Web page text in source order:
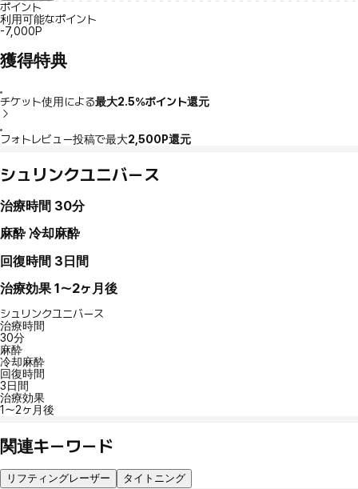
ポイント
利用可能なポイント
-7,000P
獲得特典
チケット使用による最大2.5％ポイント還元
フォトレビュー投稿で最大2,500P還元
シュリンクユニバース
治療時間 30分
麻酔 冷却麻酔
回復時間 3日間
治療効果 1～2ヶ月後
シュリンクユニバース
治療時間
30分
麻酔
冷却麻酔
回復時間
3日間
治療効果
1～2ヶ月後
関連キーワード
リフティングレーザー タイトニング